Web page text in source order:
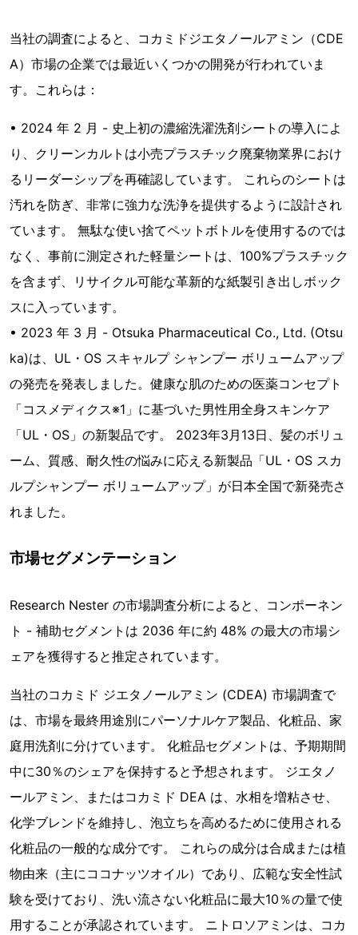
当社の調査によると、コカミドジエタノールアミン（CDE
A）市場の企業では最近いくつかの開発が行われていま
す。これらは：
• 2024 年 2 月 - 史上初の濃縮洗濯洗剤シートの導入によ
り、クリーンカルトは小売プラスチック廃棄物業界におけ
るリーダーシップを再確認しています。 これらのシートは
汚れを防ぎ、非常に強力な洗浄を提供するように設計され
ています。 無駄な使い捨てペットボトルを使用するのでは
なく、事前に測定された軽量シートは、100%プラスチック
を含まず、リサイクル可能な革新的な紙製引き出しボック
スに入っています。
• 2023 年 3 月 - Otsuka Pharmaceutical Co., Ltd. (Otsu
ka)は、UL・OS スキャルプ シャンプー ボリュームアップ
の発売を発表しました。健康な肌のための医薬コンセプト
「コスメディクス※1」に基づいた男性用全身スキンケア
「UL・OS」の新製品です。 2023年3月13日、髪のボリュ
ーム、質感、耐久性の悩みに応える新製品「UL・OS スカ
ルプシャンプー ボリュームアップ」が日本全国で新発売さ
れました。
市場セグメンテーション
Research Nester の市場調査分析によると、コンポーネン
ト - 補助セグメントは 2036 年に約 48% の最大の市場シ
ェアを獲得すると推定されています。
当社のコカミド ジエタノールアミン (CDEA) 市場調査で
は、市場を最終用途別にパーソナルケア製品、化粧品、家
庭用洗剤に分けています。 化粧品セグメントは、予期期間
中に30％のシェアを保持すると予想されます。 ジエタノ
ールアミン、またはコカミド DEA は、水相を増粘させ、
化学ブレンドを維持し、泡立ちを高めるために使用される
化粧品の一般的な成分です。 これらの成分は合成または植
物由来（主にココナッツオイル）であり、広範な安全性試
験を受けており、洗い流さない化粧品に最大10％の量で使
用することが承認されています。 ニトロソアミンは、コカ